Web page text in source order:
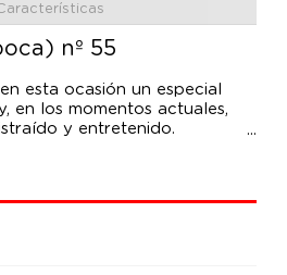
nº 55
esta ocasión un especial
en los momentos actuales,
y entretenido.
un colectivo que está
si hay algo que da risa es
de duda, consulta con tu
peligrosas